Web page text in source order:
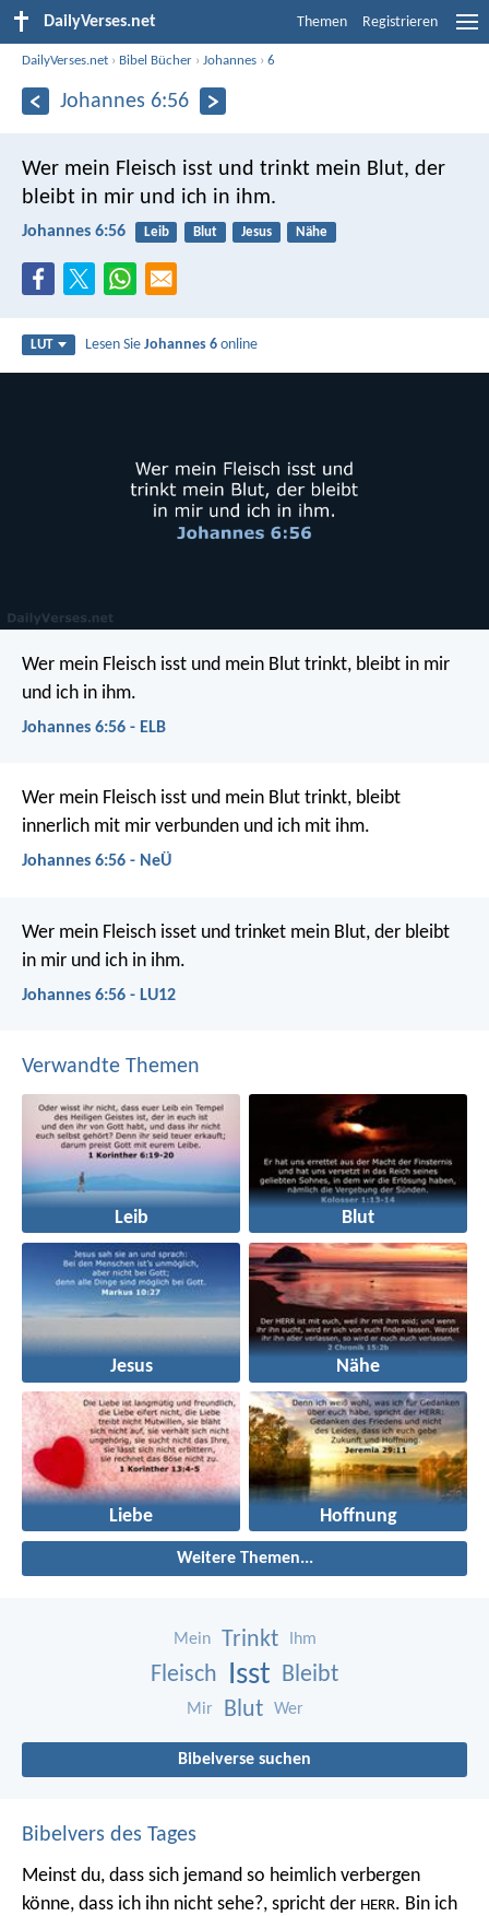
DailyVerses.net Themen Registrieren
DailyVerses.net › Bibel Bücher ›Johannes ›6
Johannes 6:56
Wer mein Fleisch isst und trinkt mein Blut, der
bleibt in mir und ich in ihm.
Johannes 6:56 Leib Blut Jesus Nähe
LUT Lesen SieJohannes 6 online
Wer mein Fleisch isst und mein Blut trinkt, bleibt in mir
und ich in ihm.
Johannes 6:56 - ELB
Wer mein Fleisch isst und mein Blut trinkt, bleibt
innerlich mit mir verbunden und ich mit ihm.
Johannes 6:56 - NeÜ
Wer mein Fleisch isset und trinket mein Blut, der bleibt
in mir und ich in ihm.
Johannes 6:56 - LU12
Verwandte Themen
Leib Blut
Jesus Nähe
Liebe Hoffnung
Weitere Themen...
Mein Trinkt Ihm
Fleisch Isst Bleibt
Mir Blut Wer
Bibelverse suchen
Bibelvers des Tages
Meinst du, dass sich jemand so heimlich verbergen
könne, dass ich ihn nicht sehe?, spricht der HERR. Bin ich